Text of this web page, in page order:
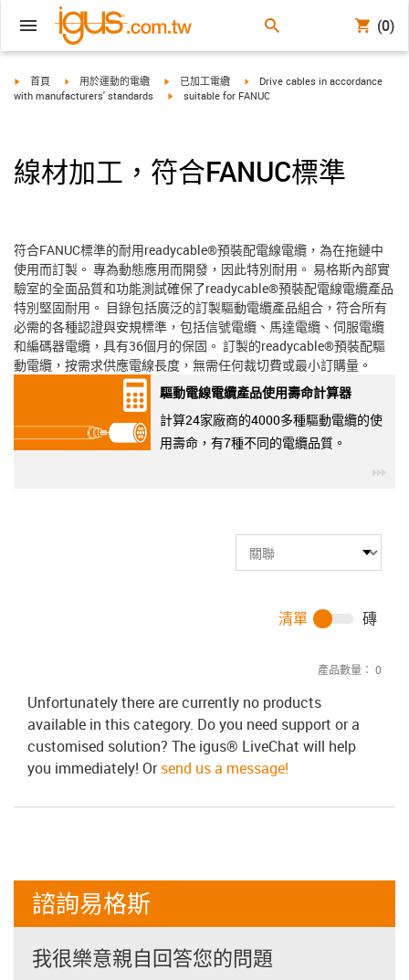
(0)
igus-icon-arrow-right
首頁 igus-icon-arrow-right
用於運動的電纜 igus-icon-arrow-right
已加工電纜 igus-icon-arrow-right
Drive cables in accordance
with manufacturers' standards
igus-icon-arrow-right
suitable for FANUC
線材加工，符合FANUC標準
符合FANUC標準的耐用readycable®預裝配電線電纜，為在拖鏈中
使用而訂製。 專為動態應用而開發，因此特別耐用。 易格斯內部實
驗室的全面品質和功能測試確保了readycable®預裝配電線電纜產品
特別堅固耐用。 目錄包括廣泛的訂製驅動電纜產品組合，符合所有
必需的各種認證與安規標準，包括信號電纜、馬達電纜、伺服電纜
和編碼器電纜，具有36個月的保固。 訂製的readycable®預裝配驅
動電纜，按需求供應電線長度，無需任何裁切費或最小訂購量。
驅動電線電纜產品使用壽命計算器
計算24家廠商的4000多種驅動電纜的使
用壽命，有7種不同的電纜品質。
產品數量： 0
清單 磚
Unfortunately there are currently no products
available in this category. Do you need support or a
customised solution? The igus® LiveChat will help
you immediately! Orsend us a message!
諮詢易格斯
我很樂意親自回答您的問題